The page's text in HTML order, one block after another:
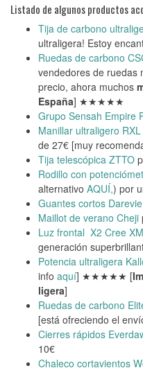
Listado de algunos productos
Tija de carbono
ultraligera! Estoy
Ruedas de carbono
vendedores de ruedas
precio, ahora muchos
España] ★★★★★
Grupo Sensah Empire
Manillar ultraligero
de 27€ [muy
Tija telescópica ZTTO
Rodillo con
alternativo AQUÍ,) por
Guantes cortos Darevie
Maillot de verano Cheji
Luz frontal X2 Cree
generación
Potencia ultraligera
info aquí] ★★★★★ [
ligera]
Ruedas de carbono
[está ofreciendo el
Cierres rápidos
10€
Chaleco cortavientos